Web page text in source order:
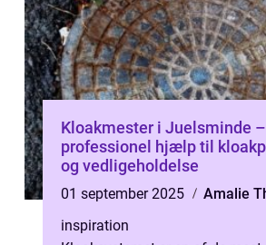
Kloakmester i Juelsminde –
professionel hjælp til
og vedligeholdelse
01 september 2025
Amalie
inspiration